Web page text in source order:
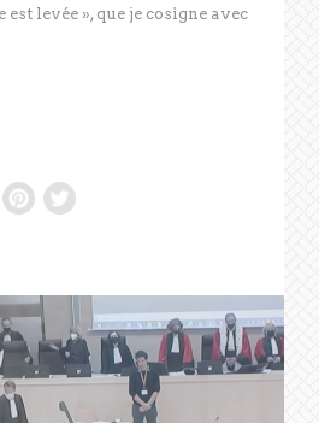
est levée », que je cosigne avec